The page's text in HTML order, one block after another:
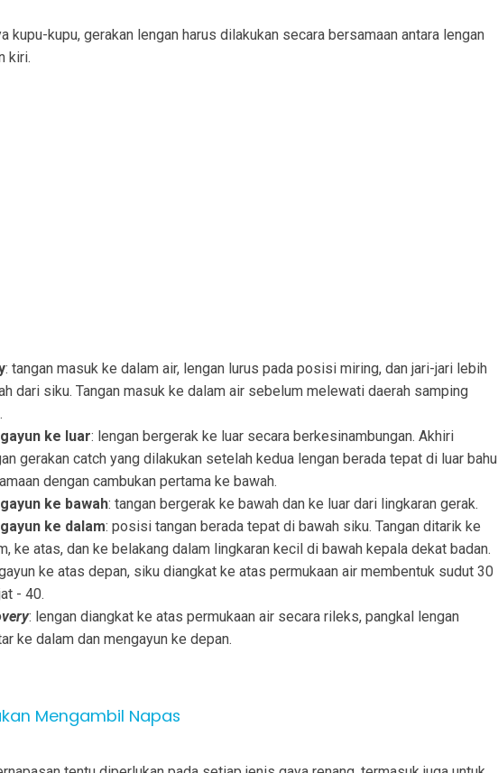
kupu-kupu, gerakan lengan harus dilakukan secara bersamaan antara lengan
kiri.
: tangan masuk ke dalam air, lengan lurus pada posisi miring, dan jari-jari lebih
dari siku. Tangan masuk ke dalam air sebelum melewati daerah samping
ke luar: lengan bergerak ke luar secara berkesinambungan. Akhiri
gerakan catch yang dilakukan setelah kedua lengan berada tepat di luar bahu
dengan cambukan pertama ke bawah.
ke bawah: tangan bergerak ke bawah dan ke luar dari lingkaran gerak.
ke dalam: posisi tangan berada tepat di bawah siku. Tangan ditarik ke
ke atas, dan ke belakang dalam lingkaran kecil di bawah kepala dekat badan.
ke atas depan, siku diangkat ke atas permukaan air membentuk sudut 30
- 40.
: lengan diangkat ke atas permukaan air secara rileks, pangkal lengan
ke dalam dan mengayun ke depan.
Mengambil Napas